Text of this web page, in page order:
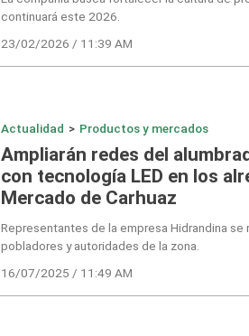
continuará este 2026.
23/02/2026 / 11:39 AM
Actualidad > Productos y mercados
Ampliarán redes del
con tecnología LED en los
Mercado de Carhuaz
Representantes de la empresa Hidrandina se
pobladores y autoridades de la zona.
16/07/2025 / 11:49 AM